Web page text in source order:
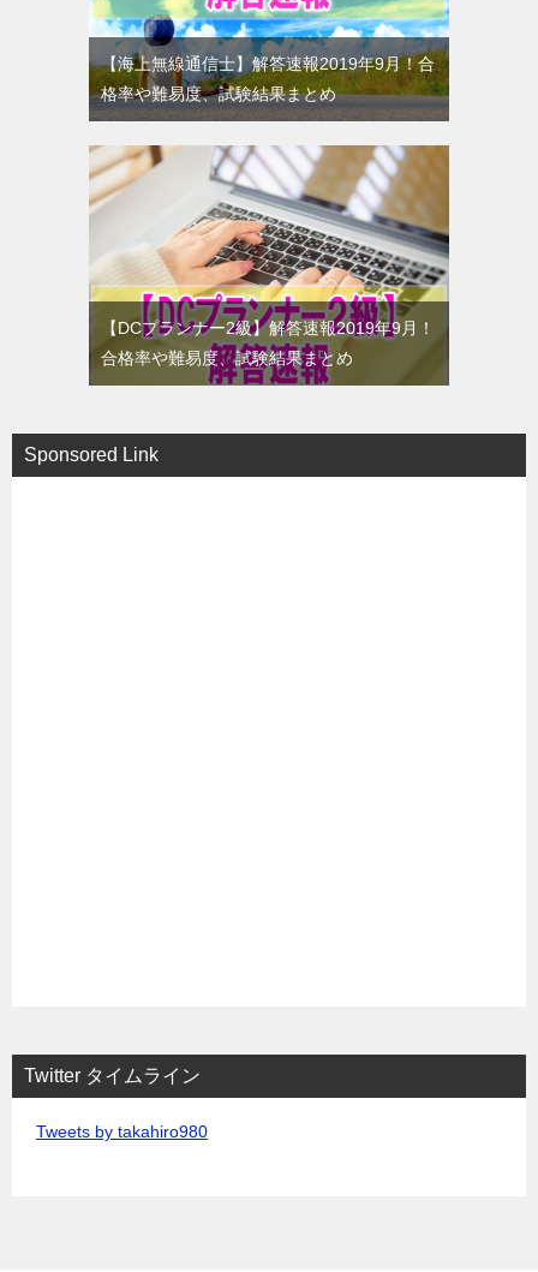
【海上無線通信士】解答速報2019年9月！合
格率や難易度、試験結果まとめ
【DCプランナー2級】解答速報2019年9月！
合格率や難易度、試験結果まとめ
Sponsored Link
Twitter タイムライン
Tweets by takahiro980